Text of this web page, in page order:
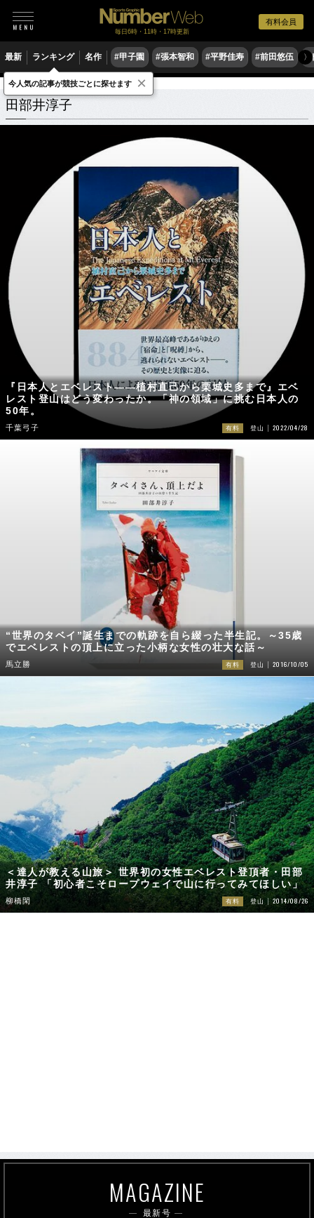
有料会員
毎日6時・11時・17時更新
最新 ランキング 名作 #甲子園 #張本智和 #平野佳寿 #前田悠伍 #
〉
田部井淳子 関連記事
田部井淳子
『日本人とエベレスト――植村直己から栗城史多まで』エベ
レスト登山はどう変わったか。「神の領域」に挑む日本人の
50年。
千葉弓子 有料 登山 2022/04/28
“世界のタベイ”誕生までの軌跡を自ら綴った半生記。～35歳
でエベレストの頂上に立った小柄な女性の壮大な話～
馬立勝 有料 登山 2016/10/05
＜達人が教える山旅＞ 世界初の女性エベレスト登頂者・田部
井淳子 「初心者こそロープウェイで山に行ってみてほしい」
柳橋閑 有料 登山 2014/08/26
MAGAZINE
最新号
今人気の記事が競技ごとに探せます ×